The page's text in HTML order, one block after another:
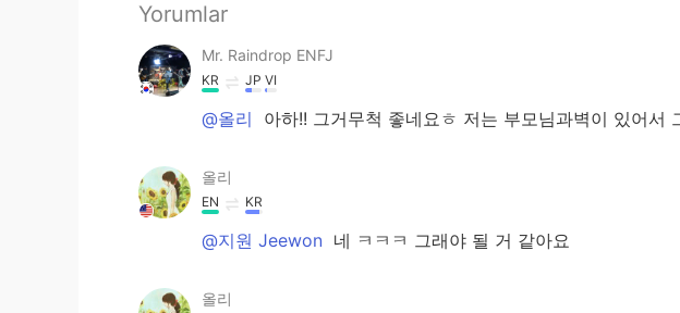
Yorumlar
Mr. Raindrop ENFJ
KR JP VI
@올리 아하!! 그거무척 좋네요ㅎ 저는 부모님과벽이 있어서
올리
EN KR
@지원 Jeewon 네 ㅋㅋㅋ 그래야 될 거 같아요
올리